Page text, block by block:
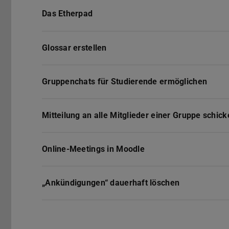
Das Etherpad
Glossar erstellen
Gruppenchats für Studierende ermöglichen
Mitteilung an alle Mitglieder einer Gruppe
Online-Meetings in Moodle
„Ankündigungen“ dauerhaft löschen